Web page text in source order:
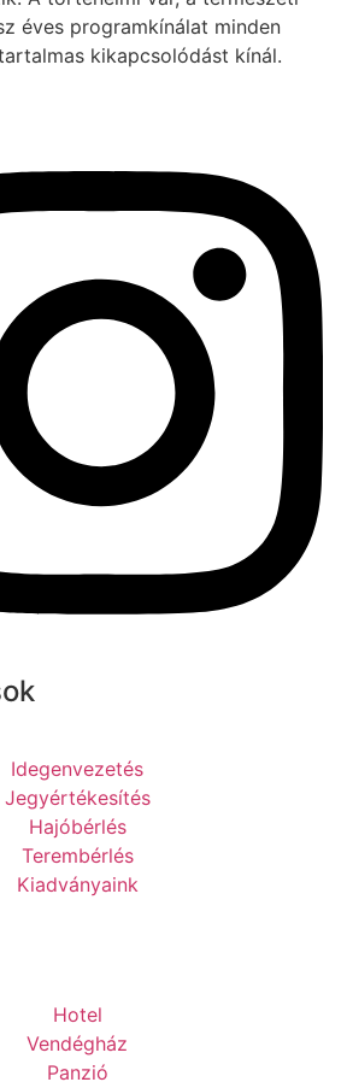
éves programkínálat minden
kikapcsolódást kínál.
Idegenvezetés
Jegyértékesítés
Hajóbérlés
Terembérlés
Kiadványaink
Hotel
Vendégház
Panzió